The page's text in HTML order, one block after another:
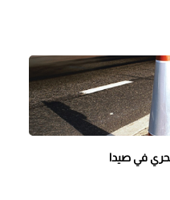
في صيدا